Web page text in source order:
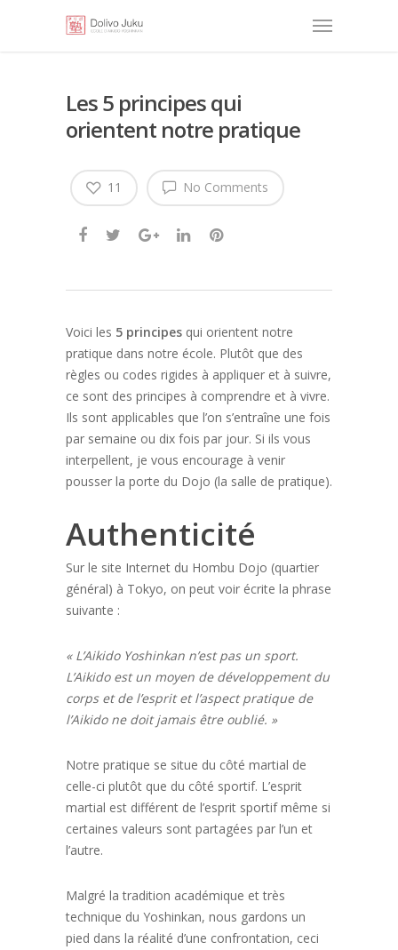
Les 5 principes qui
orientent notre pratique
No Comments
11
Voici les 5 principes qui orientent notre
pratique dans notre école. Plutôt que des
règles ou codes rigides à appliquer et à suivre,
ce sont des principes à comprendre et à vivre.
Ils sont applicables que l’on s’entraîne une fois
par semaine ou dix fois par jour. Si ils vous
interpellent, je vous encourage à venir
pousser la porte du Dojo (la salle de pratique).
Authenticité
Sur le site Internet du Hombu Dojo (quartier
général) à Tokyo, on peut voir écrite la phrase
suivante :
« L’Aikido Yoshinkan n’est pas un sport.
L’Aikido est un moyen de développement du
corps et de l’esprit et l’aspect pratique de
l’Aikido ne doit jamais être oublié. »
Notre pratique se situe du côté martial de
celle-ci plutôt que du côté sportif. L’esprit
martial est différent de l’esprit sportif même si
certaines valeurs sont partagées par l’un et
l’autre.
Malgré la tradition académique et très
technique du Yoshinkan, nous gardons un
pied dans la réalité d’une confrontation, ceci